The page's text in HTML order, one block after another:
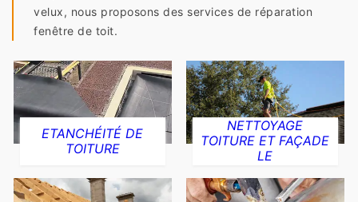
velux, nous proposons des services de réparation
fenêtre de toit.
ETANCHÉITÉ DE
TOITURE
NETTOYAGE
TOITURE ET FAÇADE
LE